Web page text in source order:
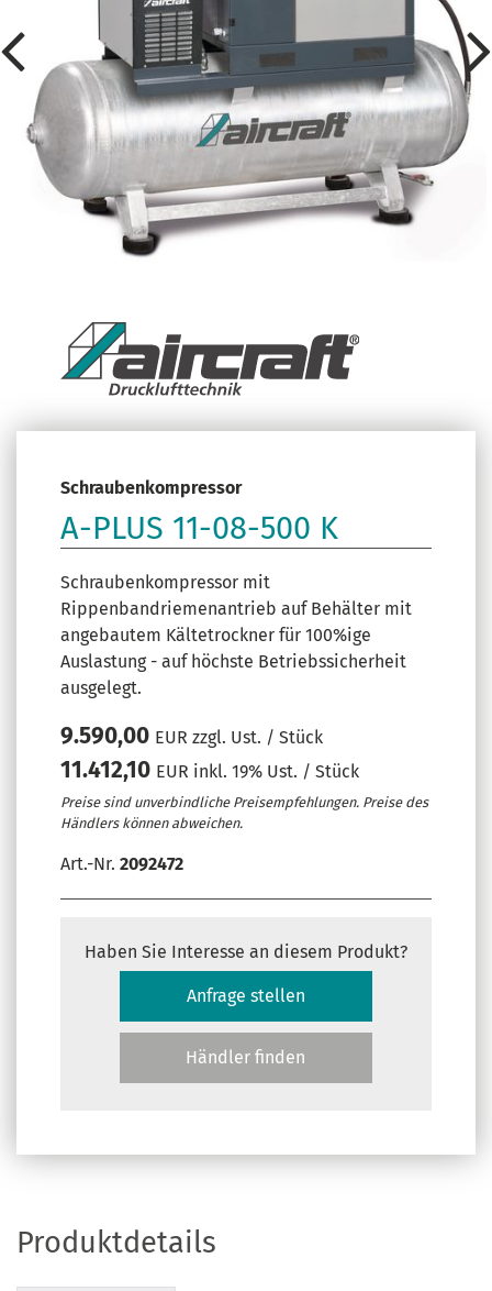
Schraubenkompressor
A-PLUS 11-08-500 K
Schraubenkompressor mit
Rippenbandriemenantrieb auf Behälter mit
angebautem Kältetrockner für 100%ige
Auslastung - auf höchste Betriebssicherheit
ausgelegt.
9.590,00 EUR zzgl. Ust. / Stück
11.412,10 EUR inkl. 19% Ust. / Stück
Preise sind unverbindliche Preisempfehlungen. Preise des
Händlers können abweichen.
Art.-Nr. 2092472
Haben Sie Interesse an diesem Produkt?
Anfrage stellen
Händler finden
Produktdetails